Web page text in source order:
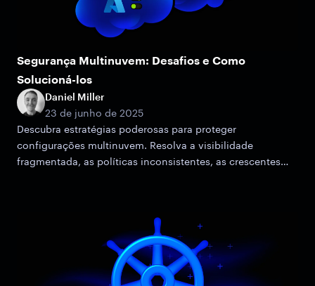
Segurança Multinuvem: Desafios e Como
Solucioná-los
Daniel Miller
23 de junho de 2025
Descubra estratégias poderosas para proteger
configurações multinuvem. Resolva a visibilidade
fragmentada, as políticas inconsistentes, as crescentes